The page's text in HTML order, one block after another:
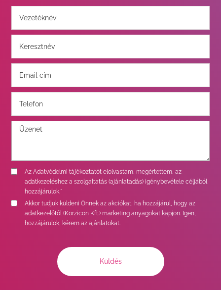
Az Adatvédelmi tájékoztatótelolvastam, megértettem, az
adatkezeléshez a szolgáltatás (ajánlatadás) igénybevétele céljából
hozzájárulok.*
Akkor tudjuk küldeni Önnek az akciókat, ha hozzájárul, hogy az
adatkezelőtől (Korzicon Kft.) marketing anyagokat kapjon. Igen,
hozzájárulok, kérem az ajánlatokat.